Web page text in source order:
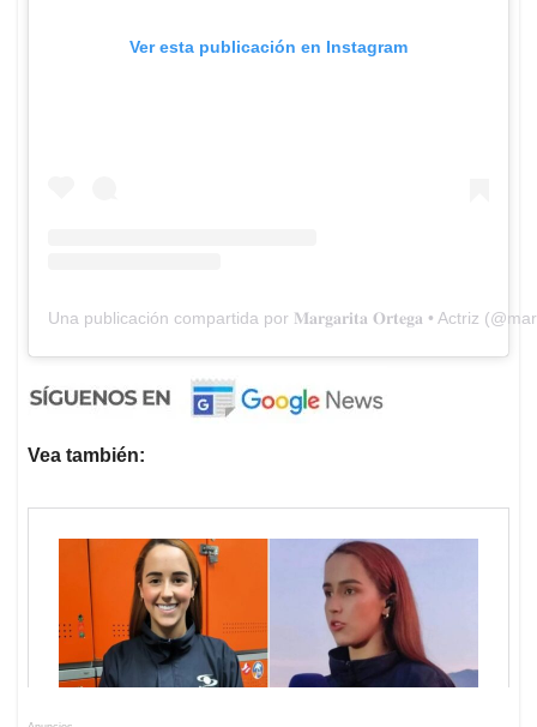
Ver esta publicación en Instagram
Una publicación compartida por 𝐌𝐚𝐫𝐠𝐚𝐫𝐢𝐭𝐚 𝐎𝐫𝐭𝐞𝐠𝐚 • Actriz
Vea también: